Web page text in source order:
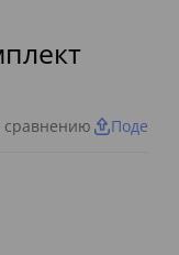
сравнению